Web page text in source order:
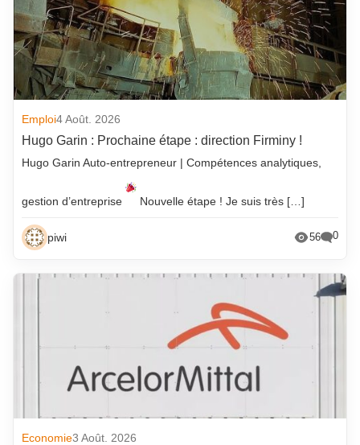
Emploi4 Août. 2026
Hugo Garin : Prochaine étape : direction Firminy !
Hugo Garin Auto-entrepreneur | Compétences analytiques,
gestion d’entreprise Nouvelle étape ! Je suis très […]
piwi 56 0
Economie3 Août. 2026